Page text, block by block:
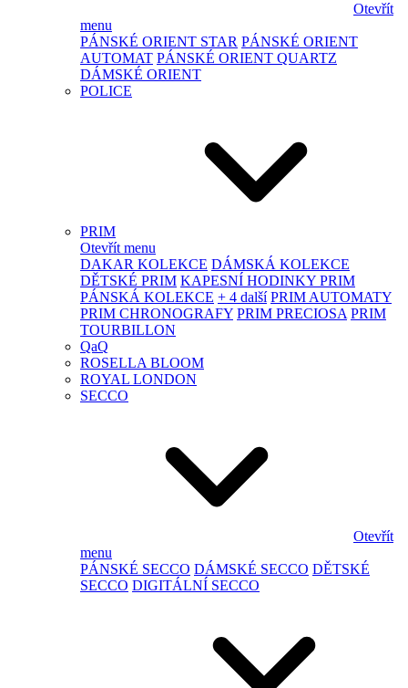
Otevřít
menu
PÁNSKÉ ORIENT STAR PÁNSKÉ ORIENT
AUTOMAT PÁNSKÉ ORIENT QUARTZ
DÁMSKÉ ORIENT
POLICE
PRIM
Otevřít menu
DAKAR KOLEKCE DÁMSKÁ KOLEKCE
DĚTSKÉ PRIM KAPESNÍ HODINKY PRIM
PÁNSKÁ KOLEKCE + 4 další PRIM AUTOMATY
PRIM CHRONOGRAFY PRIM PRECIOSA PRIM
TOURBILLON
QaQ
ROSELLA BLOOM
ROYAL LONDON
SECCO
Otevřít
menu
PÁNSKÉ SECCO DÁMSKÉ SECCO DĚTSKÉ
SECCO DIGITÁLNÍ SECCO